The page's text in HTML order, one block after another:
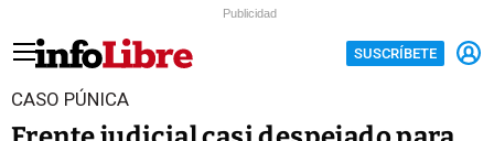
Publicidad
SUSCRÍBETE
CASO PÚNICA